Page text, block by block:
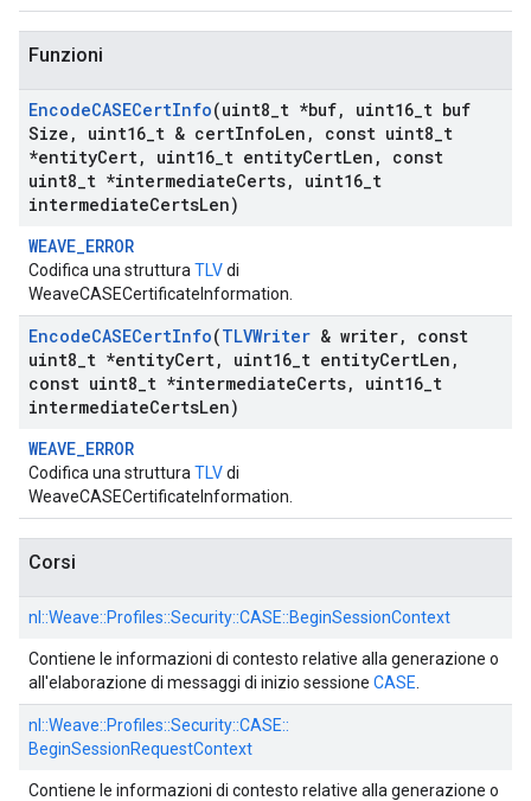
Funzioni
EncodeCASECertInfo(uint8 t *buf, uint16 t buf
Size , uint16 t & certInfoLen , const uint8 t
*entityCert, uint16 t entityCertLen ,
const
uint8 t *intermediateCerts, uint16 t
intermediateCertsLen)
WEAVE_ERROR
Codifica una struttura TLVdi
WeaveCASECertificateInformation.
EncodeCASECertInfo(TLVWriter & writer,
const
uint8 t *entityCert, uint16 t entityCertLen ,
const uint8 t *intermediateCerts, uint16 t
intermediateCertsLen)
WEAVE_ERROR
Codifica una struttura TLVdi
WeaveCASECertificateInformation.
Corsi
nl::Weave::Profiles::Security::CASE::BeginSessionContext
Contiene le informazioni di contesto relative alla generazione o
all'elaborazione di messaggi di inizio sessione CASE
nl::Weave::Profiles::Security::CASE::
BeginSessionRequestContext
Contiene le informazioni di contesto relative alla generazione o